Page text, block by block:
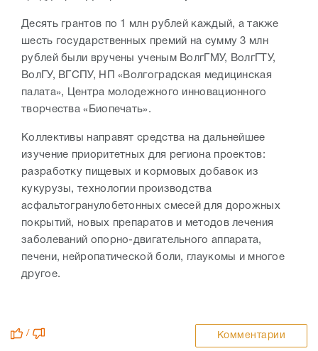
Десять грантов по 1 млн рублей каждый, а также
шесть государственных премий на сумму 3 млн
рублей были вручены ученым ВолгГМУ, ВолгГТУ,
ВолГУ, ВГСПУ, НП «Волгоградская медицинская
палата», Центра молодежного инновационного
творчества «Биопечать».
Коллективы направят средства на дальнейшее
изучение приоритетных для региона проектов:
разработку пищевых и кормовых добавок из
кукурузы, технологии производства
асфальтогранулобетонных смесей для дорожных
покрытий, новых препаратов и методов лечения
заболеваний опорно-двигательного аппарата,
печени, нейропатической боли, глаукомы и многое
другое.
/ Комментарии